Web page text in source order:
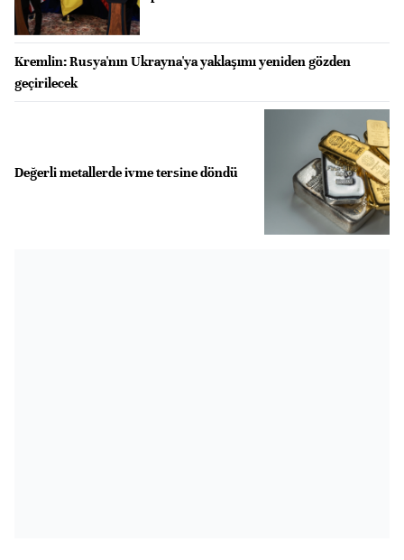
Kremlin: Rusya'nın Ukrayna'ya yaklaşımı yeniden gözden
geçirilecek
Değerli metallerde ivme tersine döndü